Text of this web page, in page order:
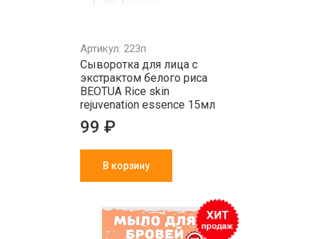
Артикул: 223п
Сыворотка для лица с
экстрактом белого риса
BEOTUA Rice skin
rejuvenation essence 15мл
99 ₽
В корзину